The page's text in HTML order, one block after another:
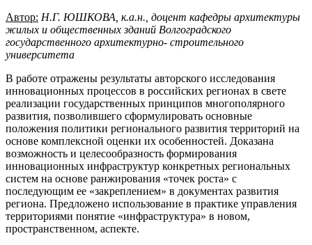
Автор: Н.Г. ЮШКОВА, к.а.н., доцент кафедры архитектуры
жилых и общественных зданий Волгоградского
государственного архитектурно- строительного
университета
В работе отражены результаты авторского исследования
инновационных процессов в российских регионах в свете
реализации государственных принципов многополярного
развития, позволившего сформулировать основные
положения политики регионального развития территорий на
основе комплексной оценки их особенностей. Доказана
возможность и целесообразность формирования
инновационных инфраструктур конкретных региональных
систем на основе ранжирования «точек роста» с
последующим ее «закреплением» в документах развития
региона. Предложено использование в практике управления
территориями понятие «инфраструктура» в новом,
пространственном, аспекте.